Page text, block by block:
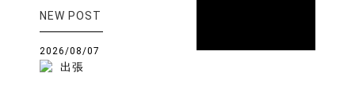
NEW POST
2026/08/07
出張